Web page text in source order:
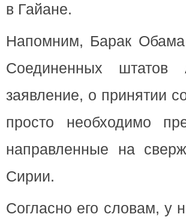
в Гайане.
Напомним, Барак
Соединенных
заявление, о принятии
просто необходимо
направленные на
Сирии.
Согласно его словам, у